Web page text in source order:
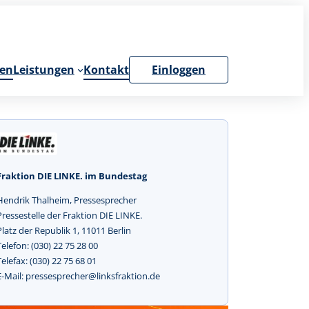
Leistungen Kontakt Einloggen
DIE LINKE. im Bundestag
Thalheim, Pressesprecher
der Fraktion DIE LINKE.
der Republik 1, 11011 Berlin
(030) 22 75 28 00
(030) 22 75 68 01
Mail: pressesprecher@linksfraktion.de